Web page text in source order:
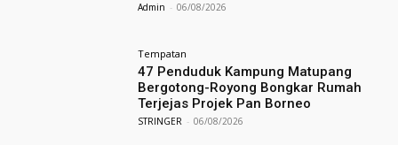
Admin - 06/08/2026
Tempatan
47 Penduduk Kampung Matupang
Bergotong-Royong Bongkar Rumah
Terjejas Projek Pan Borneo
STRINGER - 06/08/2026